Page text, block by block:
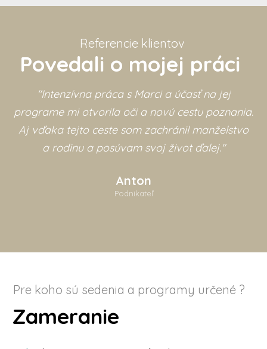
Referencie klientov
Povedali o mojej práci
"Intenzívna práca s Marci a účasť na jej
programe mi otvorila oči a novú cestu poznania.
Aj vďaka tejto ceste som zachránil manželstvo
a rodinu a posúvam svoj život ďalej."
Anton
Podnikateľ
Pre koho sú sedenia a programy určené ?
Zameranie